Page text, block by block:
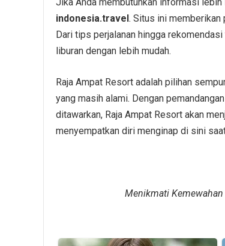
indonesia.travel. Situs ini
Dari tips perjalanan hingga
liburan dengan lebih mudah.
Raja Ampat Resort adalah pilihan
yang masih alami. Dengan
ditawarkan, Raja Ampat Resort akan
menyempatkan diri menginap di sini
Menikmati